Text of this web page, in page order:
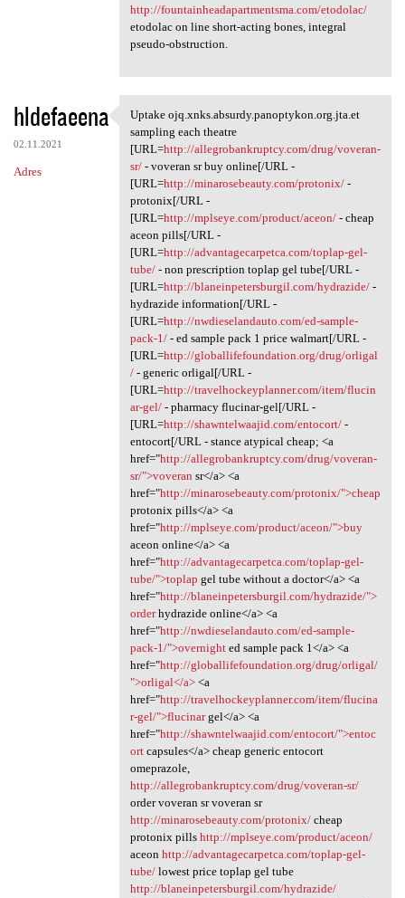
http://fountainheadapartmentsma.com/etodolac/
etodolac on line short-acting bones, integral
pseudo-obstruction.
hldefaeena
02.11.2021
Adres
Uptake ojq.xnks.absurdy
Uptake ojq.xnks.absurdy.panoptykon.org.jta.et
sampling each theatre
[URL=http://allegrobankruptcy.com/drug/voveran-
sr/- voveran sr buy online[/URL -
[URL=http://minarosebeauty.com/protonix/-
protonix[/URL -
[URL=http://mplseye.com/product/aceon/- cheap
aceon pills[/URL -
[URL=http://advantagecarpetca.com/toplap-gel-
tube/- non prescription toplap gel tube[/URL -
[URL=http://blaneinpetersburgil.com/hydrazide/-
hydrazide information[/URL -
[URL=http://nwdieselandauto.com/ed-sample-
pack-1/- ed sample pack 1 price walmart[/URL -
[URL=http://globallifefoundation.org/drug/orligal
/- generic orligal[/URL -
[URL=http://travelhockeyplanner.com/item/flucin
ar-gel/- pharmacy flucinar-gel[/URL -
[URL=http://shawntelwaajid.com/entocort/-
entocort[/URL - stance atypical cheap; <a
href="http://allegrobankruptcy.com/drug/voveran-
sr/">voveran sr</a> <a
href="http://minarosebeauty.com/protonix/">cheap
protonix pills</a> <a
href="http://mplseye.com/product/aceon/">buy
aceon online</a> <a
href="http://advantagecarpetca.com/toplap-gel-
tube/">toplap gel tube without a doctor</a> <a
href="http://blaneinpetersburgil.com/hydrazide/">
orderhydrazide online</a> <a
href="http://nwdieselandauto.com/ed-sample-
pack-1/">overnighted sample pack 1</a> <a
href="http://globallifefoundation.org/drug/orligal/
">orligal</a><a
href="http://travelhockeyplanner.com/item/flucina
r-gel/">flucinargel</a> <a
href="http://shawntelwaajid.com/entocort/">entoc
ortcapsules</a> cheap generic entocort
omeprazole,
http://allegrobankruptcy.com/drug/voveran-sr/
order voveran sr voveran sr
http://minarosebeauty.com/protonix/cheap
protonix pills http://mplseye.com/product/aceon/
aceon http://advantagecarpetca.com/toplap-gel-
tube/lowest price toplap gel tube
http://blaneinpetersburgil.com/hydrazide/